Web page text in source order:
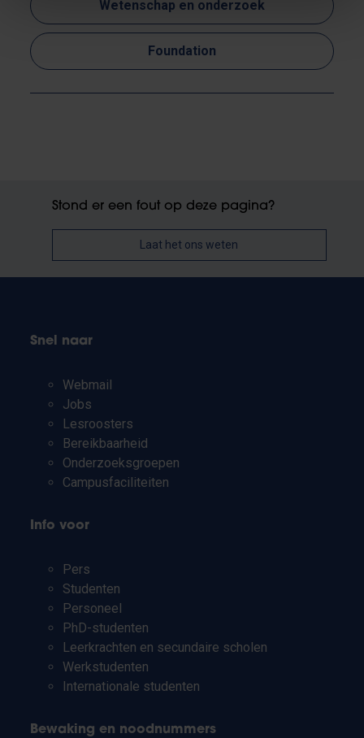
Wetenschap en onderzoek
Foundation
Stond er een fout op deze pagina?
Laat het ons weten
Snel naar
Webmail
Jobs
Lesroosters
Bereikbaarheid
Onderzoeksgroepen
Campusfaciliteiten
Info voor
Pers
Studenten
Personeel
PhD-studenten
Leerkrachten en secundaire scholen
Werkstudenten
Internationale studenten
Bewaking en noodnummers